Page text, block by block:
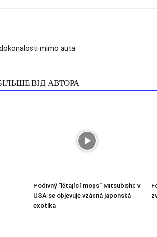
mimo auta
ВІД АВТОРА
Podivný “létající mops” Mitsubishi: V
USA se objevuje vzácná japonská
exotika